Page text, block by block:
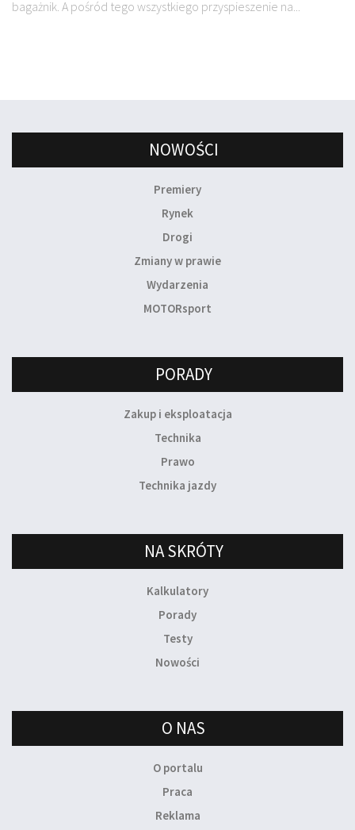
bagażnik. A pośród tego wszystkiego przyspieszenie na...
NOWOŚCI
Premiery
Rynek
Drogi
Zmiany w prawie
Wydarzenia
MOTORsport
PORADY
Zakup i eksploatacja
Technika
Prawo
Technika jazdy
NA SKRÓTY
Kalkulatory
Porady
Testy
Nowości
O NAS
O portalu
Praca
Reklama